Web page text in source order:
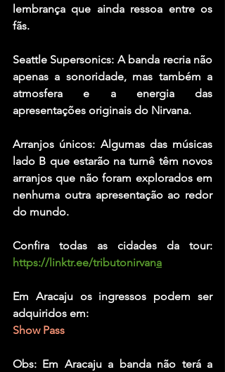
lembrança que ainda ressoa entre os
fãs.
Seattle Supersonics: A banda recria não
apenas a sonoridade, mas também a
atmosfera e a energia das
apresentações originais do Nirvana.
Arranjos únicos: Algumas das músicas
lado B que estarão na turnê têm novos
arranjos que não foram explorados em
nenhuma outra apresentação ao redor
do mundo.
https://linktr.ee/tributonirvana
Em Aracaju os ingressos podem ser
adquiridos em:
Show Pass
Obs: Em Aracaju a banda não terá a